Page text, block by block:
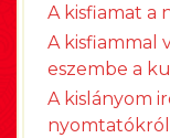
A kisfiamat a
A kisfiammal
eszembe a
A kislányom